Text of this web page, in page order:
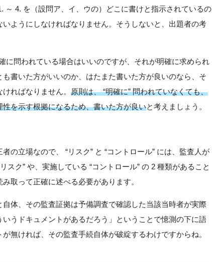
～ 4. を（設問ア、イ、ウの）どこに書けと指示されているの
ようにしなければなりません。そうしないと、出題者の考
に問われている場合はいいのですが、それが明確に求められ
書いた方がいいのか、はたまた書いた方が良いのなら、そ
ければなりません。原則は、 “明確に” 問われていなくても、
を示す根拠になるため、書いた方が良いと考えましょう。
の立場なので、 “リスク” と “コントロール” には、監査人が
スク” や、実施している “コントロール” の 2 種類があること
取って正確に述べる必要があります。
体、その監査証拠は予備調査で確認した当該当時者が実際
うドキュメントがあるだろう」ということで憶測の下に語
無ければ、その監査手続自体が破綻するわけですからね。